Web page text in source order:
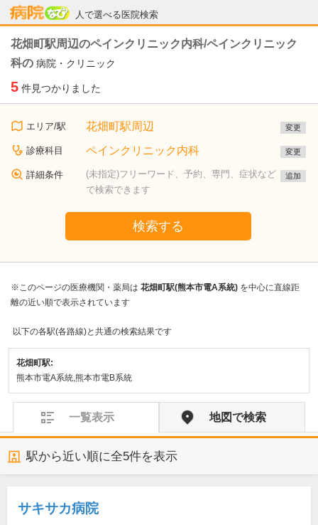
人で選べる医院検索
病院なび
花畑町駅周辺のペインクリニック内科/ペインクリニック
科の 病院・クリニック
5 件見つかりました
エリア/駅 花畑町駅周辺 変更
診療科目 ペインクリニック内科 変更
詳細条件
(未指定)フリーワード、予約、専門、症状など
で検索できます
追加
検索する
※このページの医療機関・薬局は 花畑町駅(熊本市電A系統) を中心に直線距
離の近い順で表示されています
以下の各駅(各路線)と共通の検索結果です
花畑町駅:
熊本市電A系統,熊本市電B系統
一覧表示 地図で検索
駅から近い順に全5件を表示
サキサカ病院